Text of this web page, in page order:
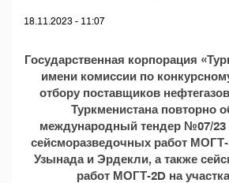
18.11.2023 - 11:07
Государственная корпорация
имени комиссии по
отбору поставщиков
Туркменистана повторно
международный тендер №07/23
сейсморазведочных работ
Узынада и Эрдекли, а также
работ МОГТ-2D на